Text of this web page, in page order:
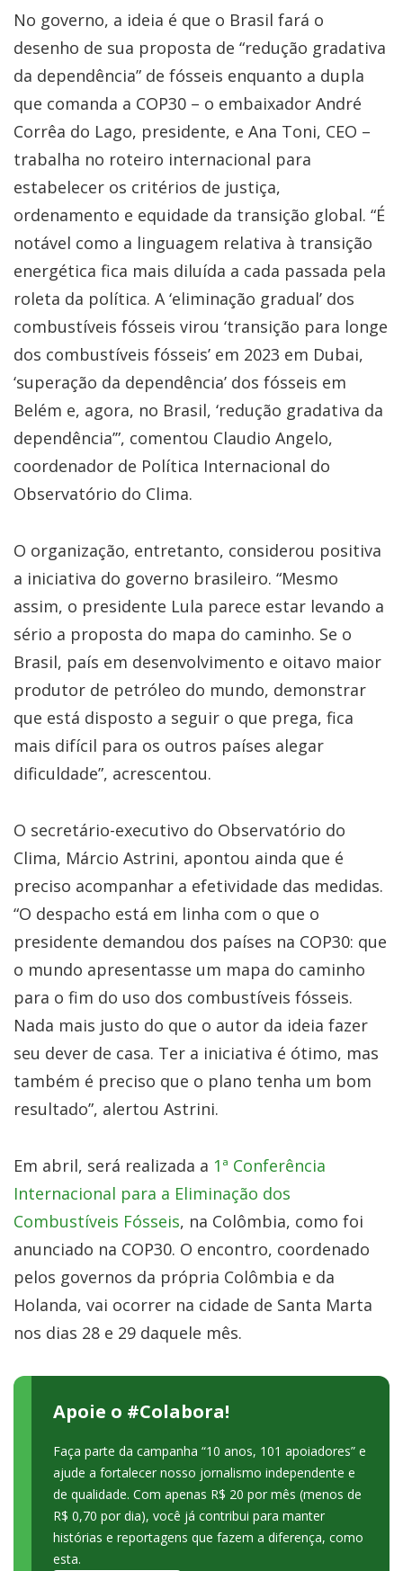
No governo, a ideia é que o Brasil fará o
desenho de sua proposta de “redução gradativa
da dependência” de fósseis enquanto a dupla
que comanda a COP30 – o embaixador André
Corrêa do Lago, presidente, e Ana Toni, CEO –
trabalha no roteiro internacional para
estabelecer os critérios de justiça,
ordenamento e equidade da transição global. “É
notável como a linguagem relativa à transição
energética fica mais diluída a cada passada pela
roleta da política. A ‘eliminação gradual’ dos
combustíveis fósseis virou ‘transição para longe
dos combustíveis fósseis’ em 2023 em Dubai,
‘superação da dependência’ dos fósseis em
Belém e, agora, no Brasil, ‘redução gradativa da
dependência’”, comentou Claudio Angelo,
coordenador de Política Internacional do
Observatório do Clima.
O organização, entretanto, considerou positiva
a iniciativa do governo brasileiro. “Mesmo
assim, o presidente Lula parece estar levando a
sério a proposta do mapa do caminho. Se o
Brasil, país em desenvolvimento e oitavo maior
produtor de petróleo do mundo, demonstrar
que está disposto a seguir o que prega, fica
mais difícil para os outros países alegar
dificuldade”, acrescentou.
O secretário-executivo do Observatório do
Clima, Márcio Astrini, apontou ainda que é
preciso acompanhar a efetividade das medidas.
“O despacho está em linha com o que o
presidente demandou dos países na COP30: que
o mundo apresentasse um mapa do caminho
para o fim do uso dos combustíveis fósseis.
Nada mais justo do que o autor da ideia fazer
seu dever de casa. Ter a iniciativa é ótimo, mas
também é preciso que o plano tenha um bom
resultado”, alertou Astrini.
Em abril, será realizada a 1ª Conferência
Internacional para a Eliminação dos
Combustíveis Fósseis, na Colômbia, como foi
anunciado na COP30. O encontro, coordenado
pelos governos da própria Colômbia e da
Holanda, vai ocorrer na cidade de Santa Marta
nos dias 28 e 29 daquele mês.
Apoie o #Colabora!
Faça parte da campanha “10 anos, 101 apoiadores” e
ajude a fortalecer nosso jornalismo independente e
de qualidade. Com apenas R$ 20 por mês (menos de
R$ 0,70 por dia), você já contribui para manter
histórias e reportagens que fazem a diferença, como
esta.